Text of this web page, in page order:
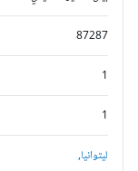
87287
ليتوانيا,